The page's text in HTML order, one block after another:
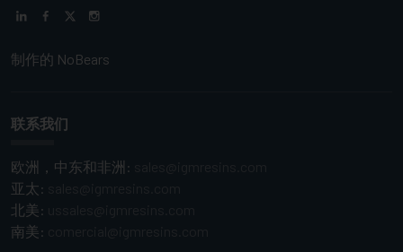
制作的 NoBears
联系我们
欧洲，中东和非洲:
亚太:
北美:
南美: